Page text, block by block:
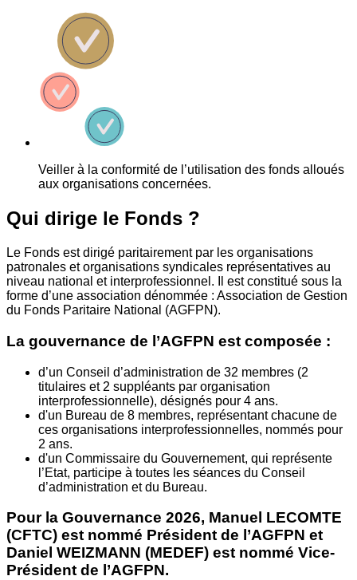
Veiller à la conformité de l’utilisation des fonds alloués
aux organisations concernées.
Qui dirige le Fonds ?
Le Fonds est dirigé paritairement par les organisations
patronales et organisations syndicales représentatives au
niveau national et interprofessionnel. Il est constitué sous la
forme d’une association dénommée : Association de Gestion
du Fonds Paritaire National (AGFPN).
La gouvernance de l’AGFPN est composée :
d’un Conseil d’administration de 32 membres (2
titulaires et 2 suppléants par organisation
interprofessionnelle), désignés pour 4 ans.
d'un Bureau de 8 membres, représentant chacune de
ces organisations interprofessionnelles, nommés pour
2 ans.
d'un Commissaire du Gouvernement, qui représente
l’Etat, participe à toutes les séances du Conseil
d’administration et du Bureau.
Pour la Gouvernance 2026, Manuel LECOMTE
(CFTC) est nommé Président de l’AGFPN et
Daniel WEIZMANN (MEDEF) est nommé Vice-
Président de l’AGFPN.